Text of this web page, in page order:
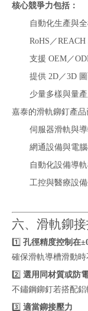
核心競爭力包括：
自動化生產與
RoHS／
支援 OEM／
提供 2D／3D
少量多樣與量
嘉泰的滑軌鉚釘產品
伺服器滑軌與
網通設備與電
自動化設備導
工控與醫療設
六、滑軌鉚
1️⃣ 孔徑精度控制在
確保滑軌導槽滑動時
2️⃣ 選用同材質或防
不鏽鋼鉚釘若搭配鋁
3️⃣ 適當鉚接壓力